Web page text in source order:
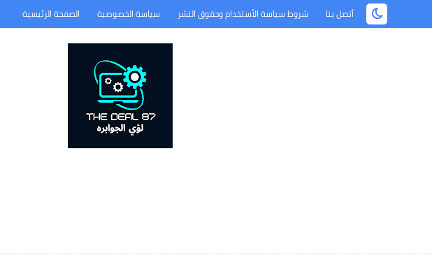
الصفحة الرئيسية سياسة الخصوصية شروط سياسة الأستخدام وحقوق النشر أتصل بنا